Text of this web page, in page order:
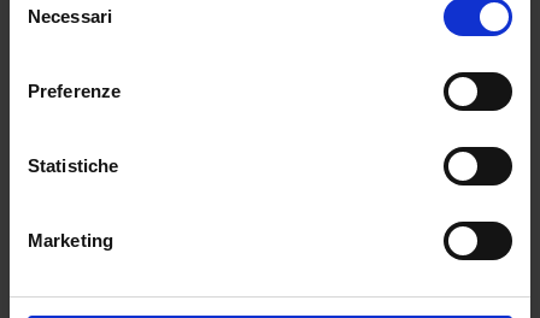
delNecessari
Preferenze
Statistiche
Marketing
Fedez il “Bello Stronzo” del Festival
LIFESTYLE
Sanremo. Il tempio della musica italiana,